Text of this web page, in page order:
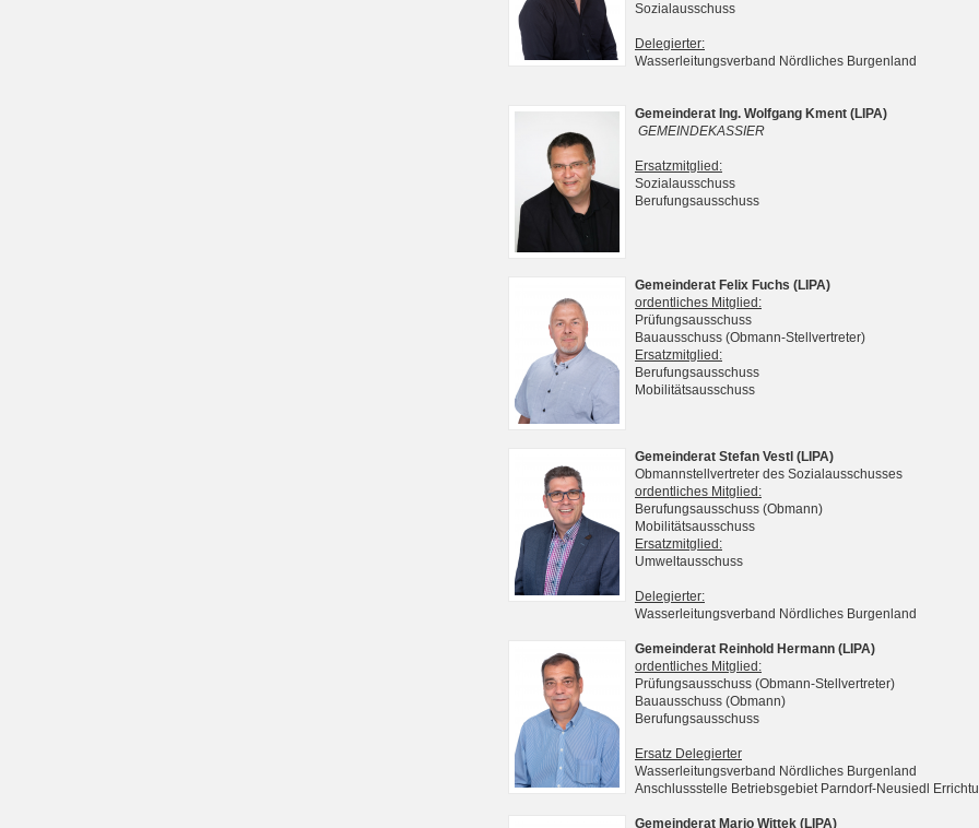
Sozialausschuss
Delegierter:
Wasserleitungsverband Nördliches Burgenland
Gemeinderat Ing. Wolfgang Kment (LIPA)
GEMEINDEKASSIER
Ersatzmitglied:
Sozialausschuss
Berufungsausschuss
Gemeinderat Felix Fuchs (LIPA)
ordentliches Mitglied:
Prüfungsausschuss
Bauausschuss (Obmann-Stellvertreter)
Ersatzmitglied:
Berufungsausschuss
Mobilitätsausschuss
Gemeinderat Stefan Vestl (LIPA)
Obmannstellvertreter des Sozialausschusses
ordentliches Mitglied:
Berufungsausschuss (Obmann)
Mobilitätsausschuss
Ersatzmitglied:
Umweltausschuss
Delegierter:
Wasserleitungsverband Nördliches Burgenland
Gemeinderat Reinhold Hermann (LIPA)
ordentliches Mitglied:
Prüfungsausschuss (Obmann-Stellvertreter)
Bauausschuss (Obmann)
Berufungsausschuss
Ersatz Delegierter
Wasserleitungsverband Nördliches Burgenland
Anschlussstelle Betriebsgebiet Parndorf-Neusiedl
Gemeinderat Mario Wittek (LIPA)